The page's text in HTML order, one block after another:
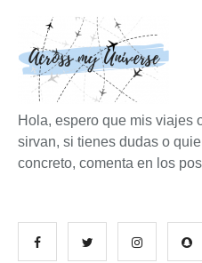
Hola, espero que mis viajes
sirvan, si tienes dudas o
concreto, comenta en los